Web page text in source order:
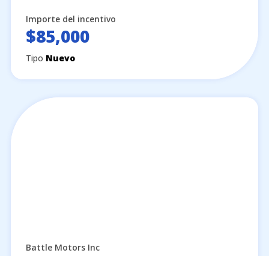
Importe del incentivo
$85,000
Tipo Nuevo
Battle Motors Inc